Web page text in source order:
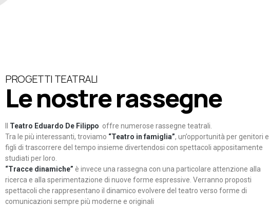
PROGETTI TEATRALI
Le nostre rassegne
Teatro Eduardo De Filippo offre numerose rassegne teatrali.
Tra le più interessanti, troviamo “Teatro in famiglia”, un’opportunità per genitori e
figli di trascorrere del tempo insieme divertendosi con spettacoli appositamente
studiati per loro.
“Tracce dinamiche” è invece una rassegna con una particolare attenzione alla
ricerca e alla sperimentazione di nuove forme espressive. Verranno proposti
spettacoli che rappresentano il dinamico evolvere del teatro verso forme di
comunicazioni sempre più moderne e originali